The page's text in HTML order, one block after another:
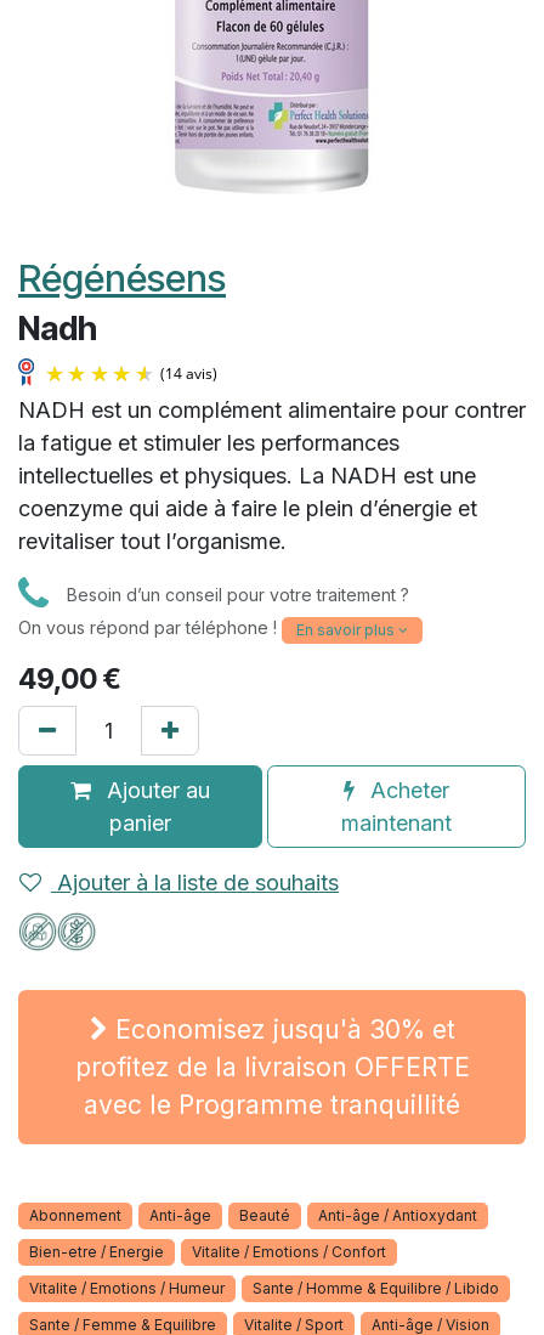
Régénésens
Nadh
(14 avis)
NADH est un complément alimentaire pour contrer
la fatigue et stimuler les performances
intellectuelles et physiques. La NADH est une
coenzyme qui aide à faire le plein d’énergie et
revitaliser tout l’organisme.
Besoin d’un conseil pour votre traitement ?
On vous répond par téléphone !
En savoir plus
49,00€
Ajouter au
panier
Acheter
maintenant
Ajouter à la liste de souhaits
Economisez jusqu'à 30% et
profitez de la livraison OFFERTE
avec le Programme tranquillité
Abonnement Anti-âge Beauté Anti-âge / Antioxydant
Bien-etre / Energie Vitalite / Emotions / Confort
Vitalite / Emotions / Humeur Sante / Homme & Equilibre / Libido
Sante / Femme & Equilibre Vitalite / Sport Anti-âge / Vision